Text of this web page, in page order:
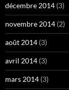
décembre 2014 (3)
novembre 2014 (2)
août 2014 (3)
avril 2014 (3)
mars 2014 (3)